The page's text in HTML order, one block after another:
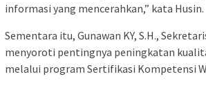
informasi yang mencerahkan,” kata Husin.
Sementara itu, Gunawan KY, S.H.,
menyoroti pentingnya peningkatan
melalui program Sertifikasi Kompetensi